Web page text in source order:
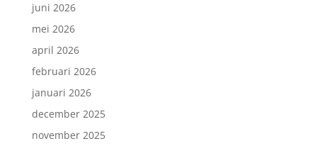
juni 2026
mei 2026
april 2026
februari 2026
januari 2026
december 2025
november 2025